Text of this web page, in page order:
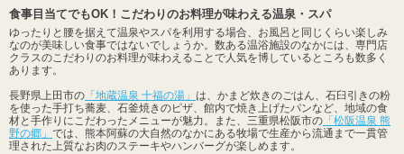
食事目当てでもOK！こだわりのお料理が味わえる温泉・スパ
ゆったりと腰を据えて温泉やスパを利用する場合、お風呂と同じくらい楽しみ
なのが美味しい食事ではないでしょうか。数ある温浴施設のなかには、専門店
クラスのこだわりのお料理が味わえることで人気を博しているところも数多く
あります。
長野県上田市の 「地蔵温泉 十福の湯」 は、かまど炊きのごはん、石臼引きの粉
を使った手打ち蕎麦、石釜焼きのピザ、館内で焼き上げたパンなど、地域の食
材と手作りにこだわったメニューが魅力。また、三重県松阪市の 「松阪温泉 熊
野の郷」 では、熊本阿蘇の大自然のなかにある牧場で生産から流通まで一貫管
理された上質なお肉のステーキやハンバーグが楽しめます。